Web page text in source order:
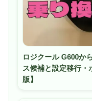
ロジクール G600か
ス候補と設定移行・
版】